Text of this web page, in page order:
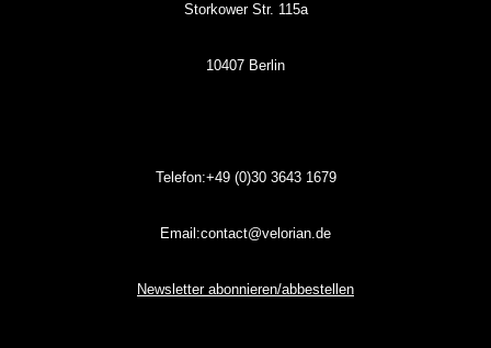
Storkower Str. 115a
10407 Berlin
Telefon:+49 (0)3036431679
Email:contact@velorian.de
Newsletter abonnieren/abbestellen